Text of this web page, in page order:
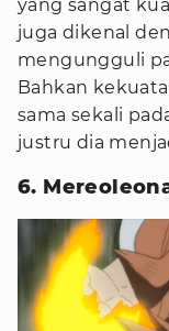
yang sangat
juga dikenal
mengungguli
Bahkan
sama sekali
justru dia
6.